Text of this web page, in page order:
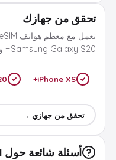
تحقق من جهازك
Samsung Galaxy S20+ وGoogle Pixel 3+.
iPhone XS+
تحقق من جهازي →
أسئلة شائعة حول eSIM